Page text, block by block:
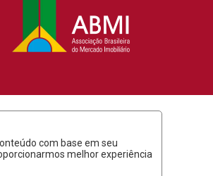
com base em seu
melhor experiência
Site para Imobiliária